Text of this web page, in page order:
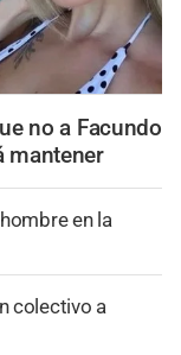
no a Facundo
mantener
en la
colectivo a